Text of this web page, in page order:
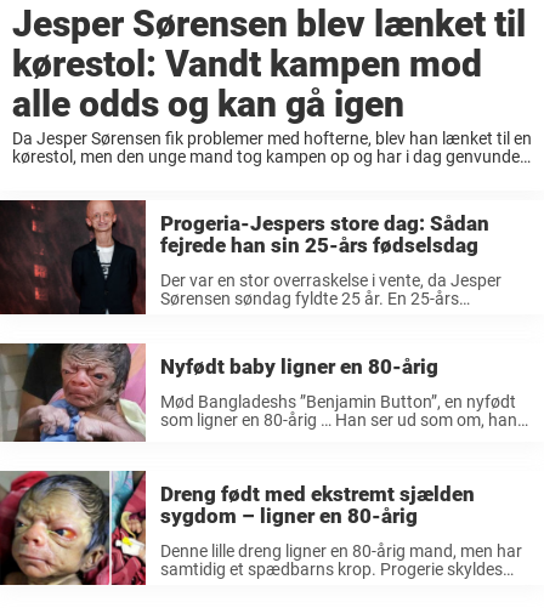
Jesper Sørensen blev lænket til
kørestol: Vandt kampen mod
alle odds og kan gå igen
Da Jesper Sørensen fik problemer med hofterne, blev han lænket til en
kørestol, men den unge mand tog kampen op og har i dag genvundet
Progeria-Jespers store dag: Sådan
fejrede han sin 25-års fødselsdag
Der var en stor overraskelse i vente, da Jesper
Sørensen søndag fyldte 25 år. En 25-års
Nyfødt baby ligner en 80-årig
Mød Bangladeshs ”Benjamin Button”, en nyfødt
som ligner en 80-årig … Han ser ud som om, han
Dreng født med ekstremt sjælden
sygdom – ligner en 80-årig
Denne lille dreng ligner en 80-årig mand, men har
samtidig et spædbarns krop. Progerie skyldes